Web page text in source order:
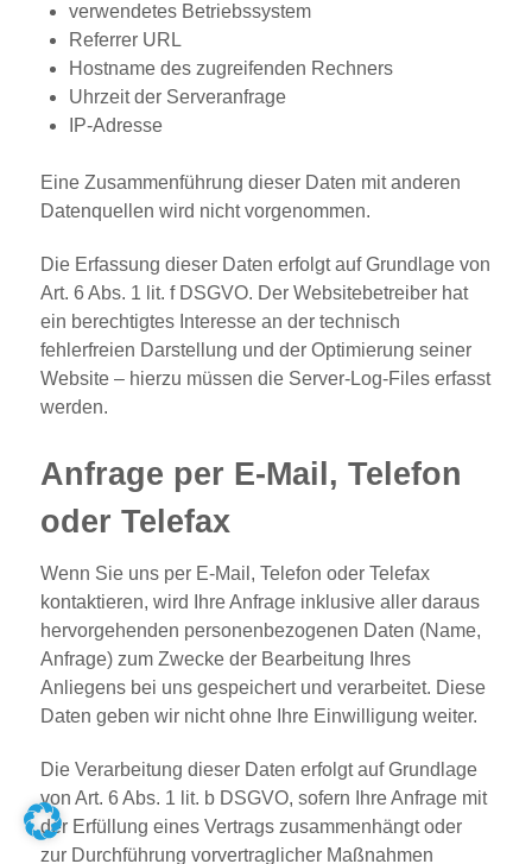
verwendetes Betriebssystem
Referrer URL
Hostname des zugreifenden Rechners
Uhrzeit der Serveranfrage
IP-Adresse
Eine Zusammenführung dieser Daten mit anderen
Datenquellen wird nicht vorgenommen.
Die Erfassung dieser Daten erfolgt auf Grundlage von
Art. 6 Abs. 1 lit. f DSGVO. Der Websitebetreiber hat
ein berechtigtes Interesse an der technisch
fehlerfreien Darstellung und der Optimierung seiner
Website – hierzu müssen die Server-Log-Files erfasst
werden.
Anfrage per E-Mail, Telefon
oder Telefax
Wenn Sie uns per E-Mail, Telefon oder Telefax
kontaktieren, wird Ihre Anfrage inklusive aller daraus
hervorgehenden personenbezogenen Daten (Name,
Anfrage) zum Zwecke der Bearbeitung Ihres
Anliegens bei uns gespeichert und verarbeitet. Diese
Daten geben wir nicht ohne Ihre Einwilligung weiter.
Die Verarbeitung dieser Daten erfolgt auf Grundlage
von Art. 6 Abs. 1 lit. b DSGVO, sofern Ihre Anfrage mit
der Erfüllung eines Vertrags zusammenhängt oder
zur Durchführung vorvertraglicher Maßnahmen